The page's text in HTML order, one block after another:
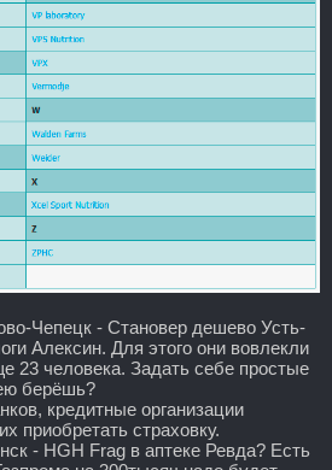
Чепецк - Становер дешево Усть-
Алексин. Для этого они вовлекли
23 человека. Задать себе простые
берёшь?
кредитные организации
приобретать страховку.
- HGH Frag в аптеке Ревда? Есть